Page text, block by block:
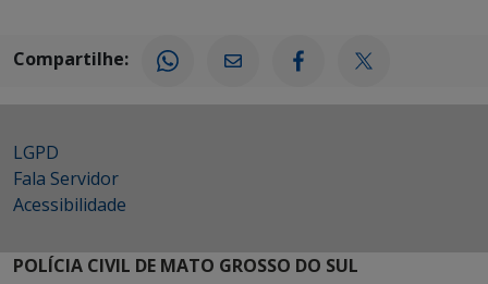
Compartilhe:
LGPD
Fala Servidor
Acessibilidade
POLÍCIA CIVIL DE MATO GROSSO DO SUL